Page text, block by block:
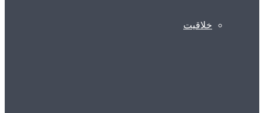
خلاقیت